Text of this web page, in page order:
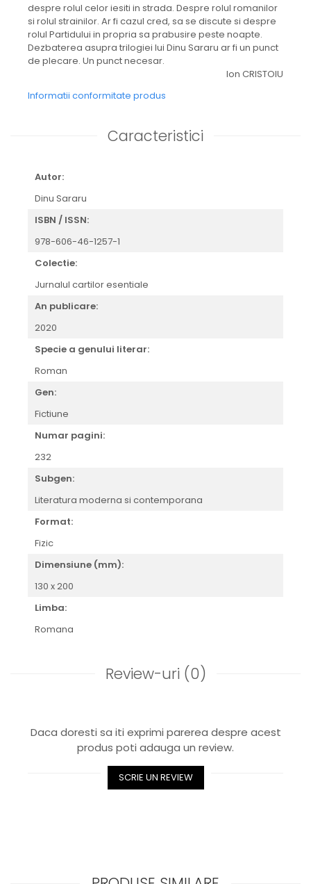
despre rolul celor iesiti in strada. Despre rolul romanilor
si rolul strainilor. Ar fi cazul cred, sa se discute si despre
rolul Partidului in propria sa prabusire peste noapte.
Dezbaterea asupra trilogiei lui Dinu Sararu ar fi un punct
de plecare. Un punct necesar.
Ion CRISTOIU
Informatii conformitate produs
Caracteristici
Autor:
Dinu Sararu
ISBN / ISSN:
978-606-46-1257-1
Colectie:
Jurnalul cartilor esentiale
An publicare:
2020
Specie a genului literar:
Roman
Gen:
Fictiune
Numar pagini:
232
Subgen:
Literatura moderna si contemporana
Format:
Fizic
Dimensiune (mm):
130 x 200
Limba:
Romana
Review-uri (0)
Daca doresti sa iti exprimi parerea despre acest
produs poti adauga un review.
SCRIE UN REVIEW